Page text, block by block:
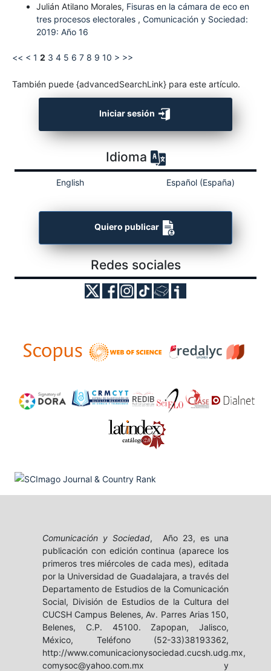
Julián Atilano Morales, Fisuras en la cámara de eco en
tres procesos electorales , Comunicación y Sociedad:
2019: Año 16
<< < 1 2 3 4 5 6 7 8 9 10 > >>
También puede {advancedSearchLink} para este artículo.
Iniciar sesión
Idioma
English Español (España)
Quiero publicar
Redes sociales
Comunicación y Sociedad, Año 23, es una
publicación con edición continua (aparece los
primeros tres miércoles de cada mes), editada
por la Universidad de Guadalajara, a través del
Departamento de Estudios de la Comunicación
Social, División de Estudios de la Cultura del
CUCSH Campus Belenes, Av. Parres Arias 150,
Belenes, C.P. 45100. Zapopan, Jalisco,
México, Teléfono (52-33)38193362,
http://www.comunicacionysociedad.cucsh.udg.mx,
comysoc@yahoo.com.mx y